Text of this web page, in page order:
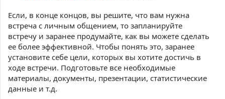
Если, в конце концов, вы решите, что вам нужна
встреча с личным общением, то запланируйте
встречу и заранее продумайте, как вы можете сделать
ее более эффективной. Чтобы понять это, заранее
установите себе цели, которых вы хотите достичь в
ходе встречи. Подготовьте все необходимые
материалы, документы, презентации, статистические
данные и т.д.